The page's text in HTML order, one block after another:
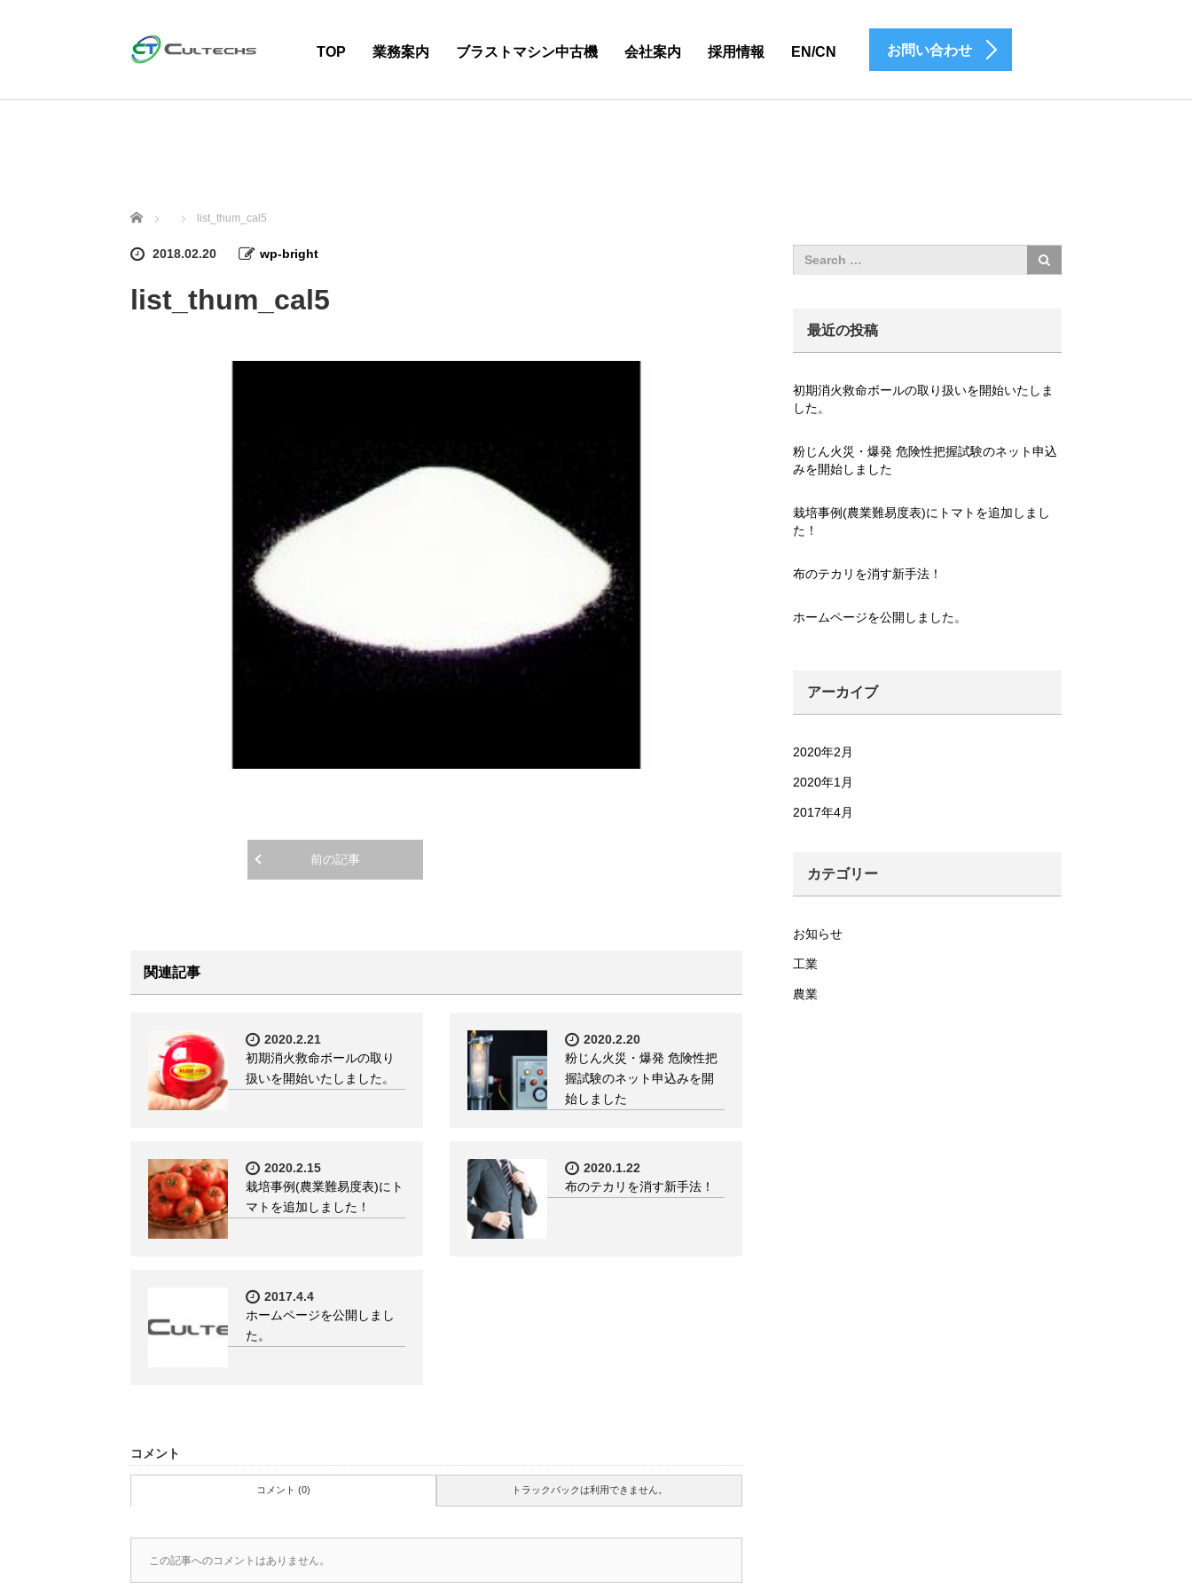
TOP 業務案内 ブラストマシン中古機 会社案内 採用情報 EN/CN お問い合わせ
ホーム list_thum_cal5
2018.02.20 wp-bright
list_thum_cal5
前の記事
関連記事
2020.2.21
初期消火救命ボールの取り
扱いを開始いたしました。
2020.2.20
粉じん火災・爆発 危険性把
握試験のネット申込みを開
始しました
2020.2.15
栽培事例(農業難易度表)にト
マトを追加しました！
2020.1.22
布のテカリを消す新手法！
2017.4.4
ホームページを公開しまし
た。
コメント
コメント (0) トラックバックは利用できません。
この記事へのコメントはありません。
最近の投稿
初期消火救命ボールの取り扱いを開始いたしま
した。
粉じん火災・爆発 危険性把握試験のネット申込
みを開始しました
栽培事例(農業難易度表)にトマトを追加しまし
た！
布のテカリを消す新手法！
ホームページを公開しました。
アーカイブ
2020年2月
2020年1月
2017年4月
カテゴリー
お知らせ
工業
農業